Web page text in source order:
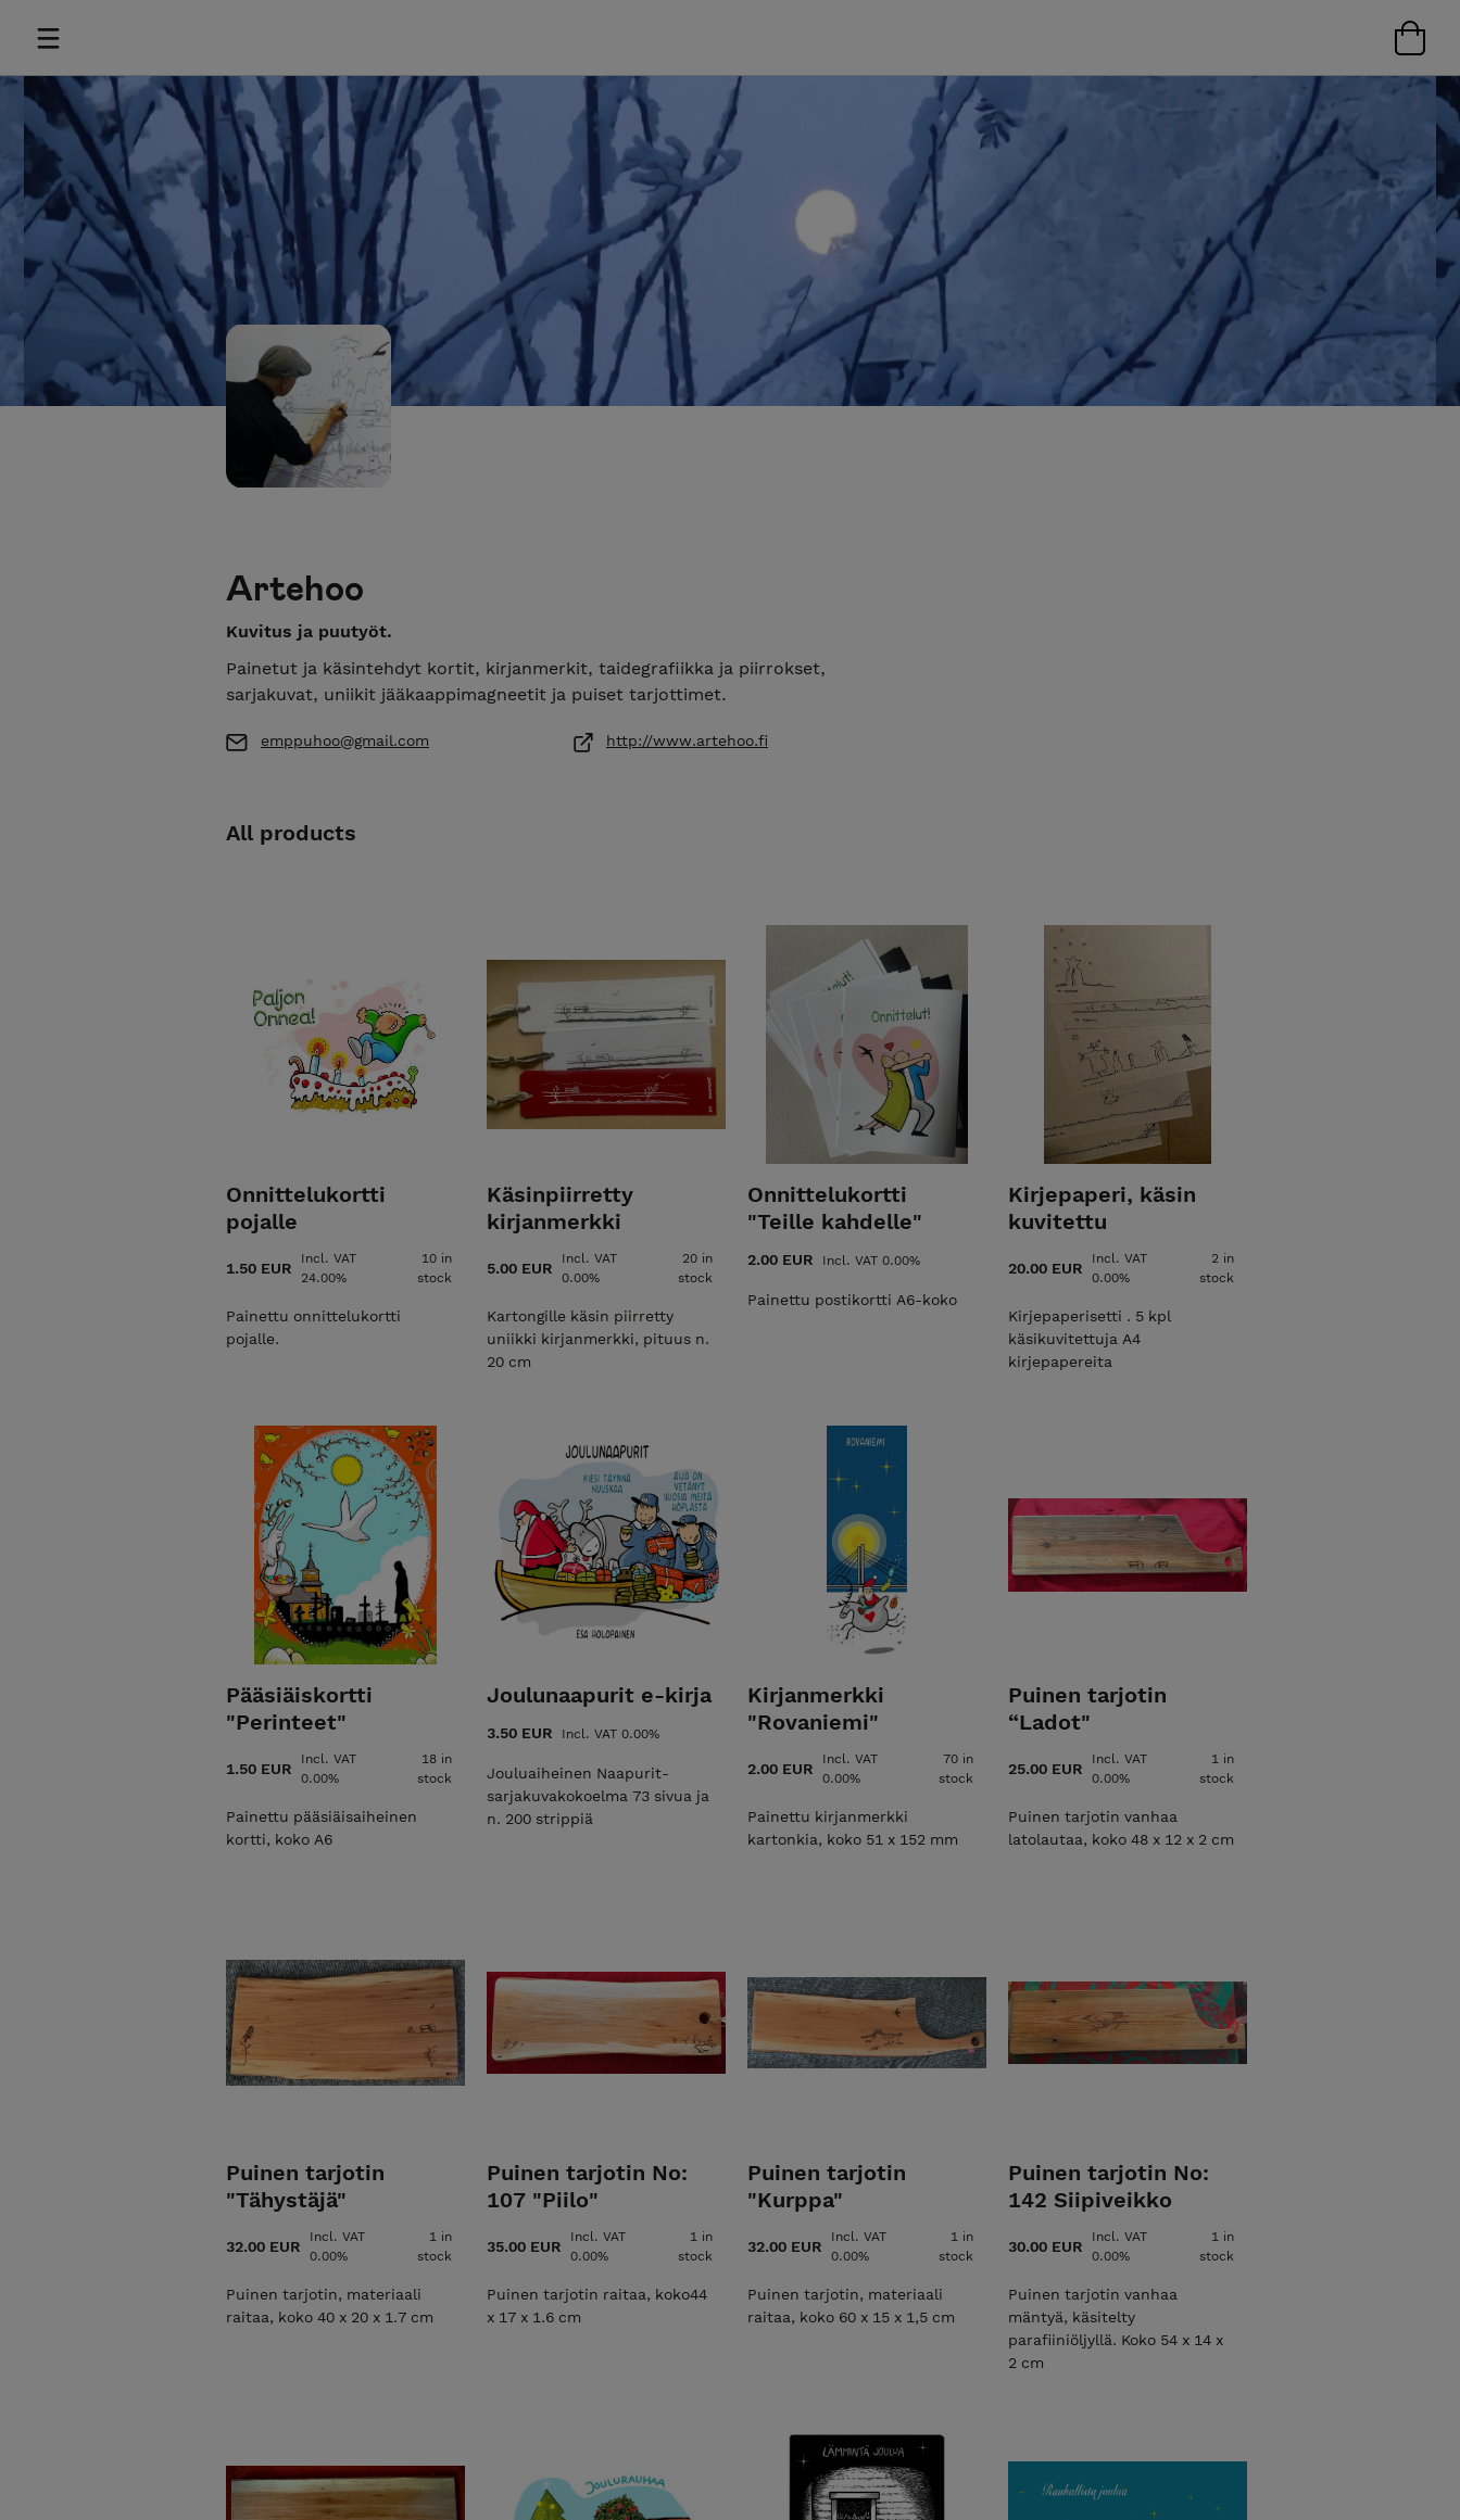
Artehoo
Kuvitus ja puutyöt.
Painetut ja käsintehdyt kortit, kirjanmerkit, taidegrafiikka ja piirrokset,
sarjakuvat, uniikit jääkaappimagneetit ja puiset tarjottimet.
emppuhoo@gmail.com http://www.artehoo.fi
All products
Onnittelukortti
pojalle
1.50 EUR
Incl. VAT
24.00%
10 in
stock
Painettu onnittelukortti
pojalle.
Käsinpiirretty
kirjanmerkki
5.00 EUR
Incl. VAT
0.00%
20 in
stock
Kartongille käsin piirretty
uniikki kirjanmerkki, pituus n.
20 cm
Onnittelukortti
"Teille kahdelle"
2.00 EUR Incl. VAT 0.00%
Painettu postikortti A6-koko
Kirjepaperi, käsin
kuvitettu
20.00 EUR
Incl. VAT
0.00%
2 in
stock
Kirjepaperisetti . 5 kpl
käsikuvitettuja A4
kirjepapereita
Pääsiäiskortti
"Perinteet"
1.50 EUR
Incl. VAT
0.00%
18 in
stock
Painettu pääsiäisaiheinen
kortti, koko A6
Joulunaapurit e-kirja
3.50 EUR Incl. VAT 0.00%
Jouluaiheinen Naapurit-
sarjakuvakokoelma 73 sivua ja
n. 200 strippiä
Kirjanmerkki
"Rovaniemi"
2.00 EUR
Incl. VAT
0.00%
70 in
stock
Painettu kirjanmerkki
kartonkia, koko 51 x 152 mm
Puinen tarjotin
“Ladot"
25.00 EUR
Incl. VAT
0.00%
1 in
stock
Puinen tarjotin vanhaa
latolautaa, koko 48 x 12 x 2 cm
Puinen tarjotin
"Tähystäjä"
32.00 EUR
Incl. VAT
0.00%
1 in
stock
Puinen tarjotin, materiaali
raitaa, koko 40 x 20 x 1.7 cm
Puinen tarjotin No:
107 "Piilo"
35.00 EUR
Incl. VAT
0.00%
1 in
stock
Puinen tarjotin raitaa, koko44
x 17 x 1.6 cm
Puinen tarjotin
"Kurppa"
32.00 EUR
Incl. VAT
0.00%
1 in
stock
Puinen tarjotin, materiaali
raitaa, koko 60 x 15 x 1,5 cm
Puinen tarjotin No:
142 Siipiveikko
30.00 EUR
Incl. VAT
0.00%
1 in
stock
Puinen tarjotin vanhaa
mäntyä, käsitelty
parafiiniöljyllä. Koko 54 x 14 x
2 cm